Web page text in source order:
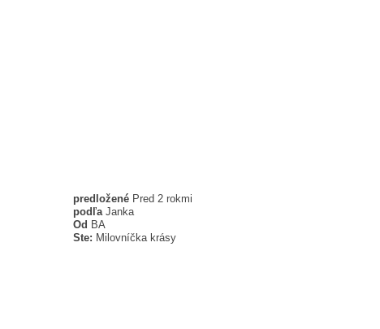
predložené Pred 2 rokmi
podľa Janka
Od BA
Ste: Milovníčka krásy